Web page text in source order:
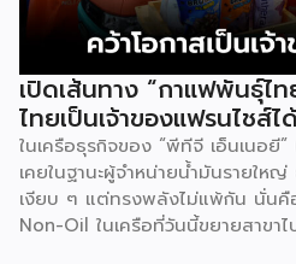
วิจัยที่อยู่ในห้องแล็บ โดยสินค้าที่น
ที่ “พร้อมขาย” แล้วจริงๆ บางแบ
ขายเฉพาะหน้าร้าน นอกจากนี้ ยั
แปรรูปเป็นเมนูอาหาร-เครื่องดื่มให้
โดยนำ ‘น้ำผึ้ง’ ที่ไม่ได้นำมาวางขา
เครื่องดื่มสเลอปี้ให้ผู้ร่วมงานได้ชิ
สร้างประสบการณ์ให้คนในงานได้ท
ใครสนใจก็สามารถซื้อ หัวเชื้อ กลับไ
เช่นกัน […]
เปิดเส้นทาง “กาแฟพันธุ์ไ
ไทยเป็นเจ้าของแฟรนไชส์ไ
ในเครือธุรกิจของ “พีทีจี เอ็นเนอยี
เคยในฐานะผู้จำหน่ายน้ำมันรายให
เงียบ ๆ แต่ทรงพลังไม่แพ้กัน นั่นคื
Non-Oil ในเครือที่วันนี้ขยายสาขา